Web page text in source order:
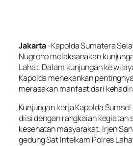
Jakarta-Kapolda Sumatera
Nugroho melaksanakan
Lahat. Dalam kunjungan ke
Kapolda menekankan
merasakan manfaat dari
Kunjungan kerja Kapolda
diisi dengan rangkaian kegiatan
kesehatan masyarakat. Irjen
gedung Sat Intelkam Polres